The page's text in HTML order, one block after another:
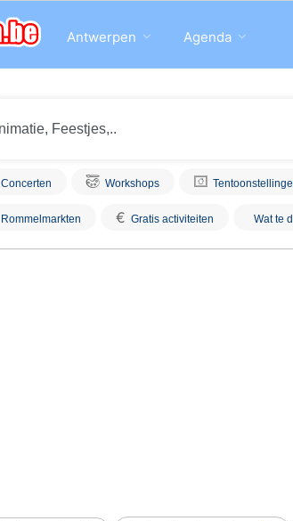
Antwerpen Agenda
Concerten Workshops
Rommelmarkten € Gratis activiteiten Wat te